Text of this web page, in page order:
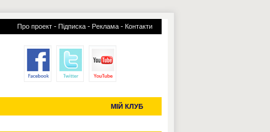
Про проект - Підписка - Реклама - Контакти
МІЙ КЛУБ
УСІ ТРАНСФЕРИ